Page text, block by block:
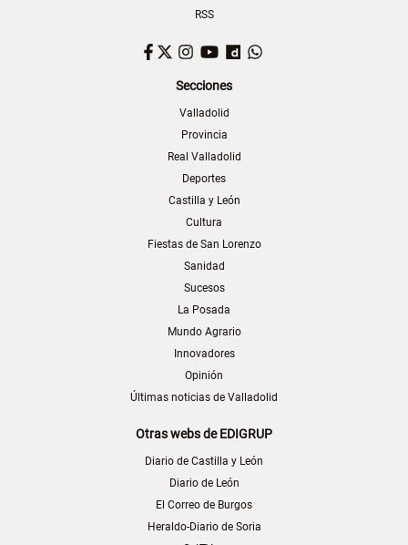
RSS
Facebook
TwitterInstagram
YouTubeDailymotion
Secciones
Valladolid
Provincia
Real Valladolid
Deportes
Castilla y León
Cultura
Fiestas de San Lorenzo
Sanidad
Sucesos
La Posada
Mundo Agrario
Innovadores
Opinión
Últimas noticias de Valladolid
Otras webs de EDIGRUP
Diario de Castilla y León
Diario de León
El Correo de Burgos
Heraldo-Diario de Soria